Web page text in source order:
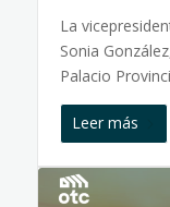
La
Sonia
Palacio
Leer más